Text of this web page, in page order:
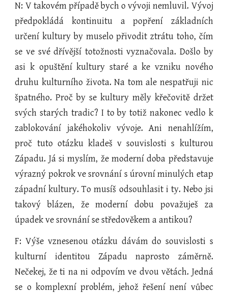
N: V takovém případě bych o vývoji nemluvil. Vývoj
předpokládá kontinuitu a popření základních
určení kultury by muselo přivodit ztrátu toho, čím
se ve své dřívější totožnosti vyznačovala. Došlo by
asi k opuštění kultury staré a ke vzniku nového
druhu kulturního života. Na tom ale nespatřuji nic
špatného. Proč by se kultury měly křečovitě držet
svých starých tradic? I to by totiž nakonec vedlo k
zablokování jakéhokoliv vývoje. Ani nenahlížím,
proč tuto otázku kladeš v souvislosti s kulturou
Západu. Já si myslím, že moderní doba představuje
výrazný pokrok ve srovnání s úrovní minulých etap
západní kultury. To musíš odsouhlasit i ty. Nebo jsi
takový blázen, že moderní dobu považuješ za
úpadek ve srovnání se středověkem a antikou?
F: Výše vznesenou otázku dávám do souvislosti s
kulturní identitou Západu naprosto záměrně.
Nečekej, že ti na ni odpovím ve dvou větách. Jedná
se o komplexní problém, jehož řešení není vůbec